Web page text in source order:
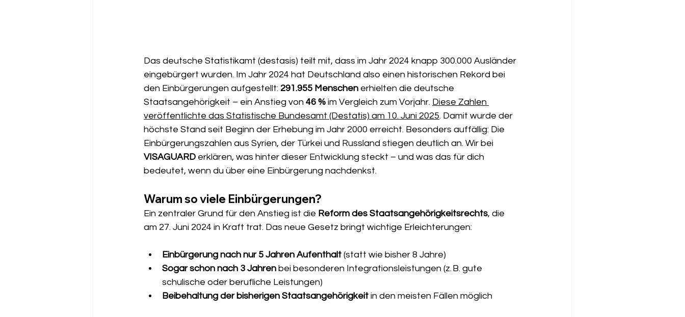
Das deutsche Statistikamt (destasis) teilt mit, dass im Jahr 2024 knapp 300.000 Ausländer
eingebürgert wurden. Im Jahr 2024 hat Deutschland also einen historischen Rekord bei
den Einbürgerungen aufgestellt: 291.955 Menschen erhielten die deutsche
Staatsangehörigkeit – ein Anstieg von 46 % im Vergleich zum Vorjahr. Diese Zahlen
veröffentlichte das Statistische Bundesamt (Destatis) am 10. Juni 2025. Damit wurde der
höchste Stand seit Beginn der Erhebung im Jahr 2000 erreicht. Besonders auffällig: Die
Einbürgerungszahlen aus Syrien, der Türkei und Russland stiegen deutlich an. Wir bei
VISAGUARD erklären, was hinter dieser Entwicklung steckt – und was das für dich
bedeutet, wenn du über eine Einbürgerung nachdenkst.
Warum so viele Einbürgerungen?
Ein zentraler Grund für den Anstieg ist die Reform des Staatsangehörigkeitsrechts, die
am 27. Juni 2024 in Kraft trat. Das neue Gesetz bringt wichtige Erleichterungen:
Einbürgerung nach nur 5 Jahren Aufenthalt (statt wie bisher 8 Jahre)
Sogar schon nach 3 Jahren bei besonderen Integrationsleistungen (z. B. gute
schulische oder berufliche Leistungen)
Beibehaltung der bisherigen Staatsangehörigkeit in den meisten Fällen möglich